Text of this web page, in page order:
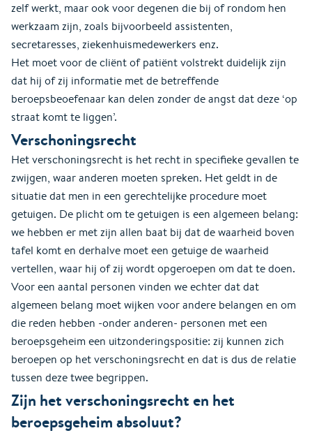
zelf werkt, maar ook voor degenen die bij of rondom hen
werkzaam zijn, zoals bijvoorbeeld assistenten,
secretaresses, ziekenhuismedewerkers enz.
Het moet voor de cliënt of patiënt volstrekt duidelijk zijn
dat hij of zij informatie met de betreffende
beroepsbeoefenaar kan delen zonder de angst dat deze ‘op
straat komt te liggen’.
Verschoningsrecht
Het verschoningsrecht is het recht in specifieke gevallen te
zwijgen, waar anderen moeten spreken. Het geldt in de
situatie dat men in een gerechtelijke procedure moet
getuigen. De plicht om te getuigen is een algemeen belang:
we hebben er met zijn allen baat bij dat de waarheid boven
tafel komt en derhalve moet een getuige de waarheid
vertellen, waar hij of zij wordt opgeroepen om dat te doen.
Voor een aantal personen vinden we echter dat dat
algemeen belang moet wijken voor andere belangen en om
die reden hebben -onder anderen- personen met een
beroepsgeheim een uitzonderingspositie: zij kunnen zich
beroepen op het verschoningsrecht en dat is dus de relatie
tussen deze twee begrippen.
Zijn het verschoningsrecht en het
beroepsgeheim absoluut?